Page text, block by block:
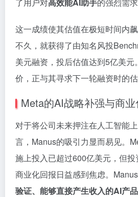
这一成绩使其估值在极短时间内
不久，就获得了由知名风投
美元融资，投后估值达到5亿美元
价，正与其寻求下一轮融资时的估
Meta的AI战略补强与商
对于将公司未来押注在人工智能
言，Manus的吸引力显而易见。
施上投入已超过600亿美元，但
商业化回报日益感到焦虑。
验证、能够直接产生收入的AI产